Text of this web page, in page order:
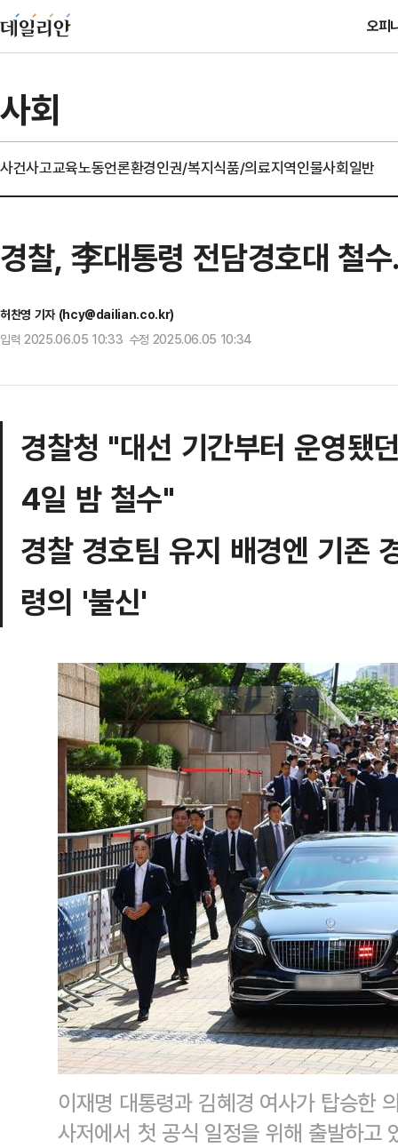
오피
사회
사건사고교육노동언론환경인권/복지식품/의료지역인물사회일반
경찰, 李대통령 전담경호대 철
허찬영 기자 (hcy@dailian.co.kr)
입력 2025.06.05 10:33 수정 2025.06.05 10:34
경찰청 "대선 기간부터 운영됐
4일 밤 철수"
경찰 경호팀 유지 배경엔 기존
령의 '불신'
이재명 대통령과 김혜경 여사가 탑승한
사저에서 첫 공식 일정을 위해 출발하